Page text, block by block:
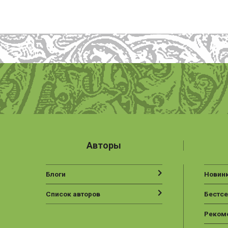
Авторы
Блоги
Список авторов